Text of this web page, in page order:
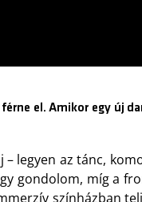
el. Amikor egy új
az tánc,
gondolom, míg a
színházban